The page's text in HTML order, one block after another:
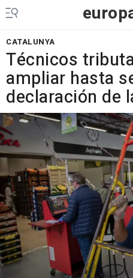
CATALUNYA
Técnicos
ampliar hasta
declaración de